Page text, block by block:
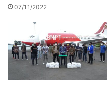
07/11/2022